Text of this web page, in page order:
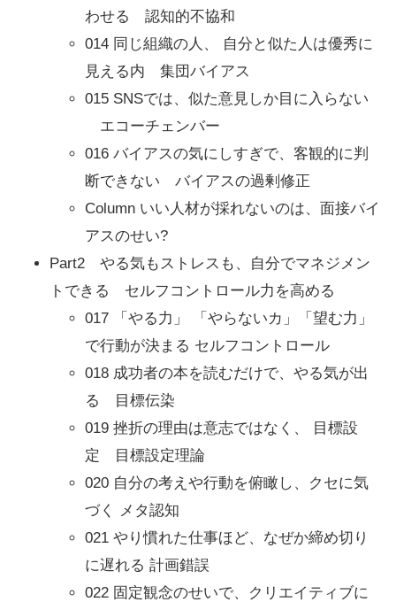
わせる 認知的不協和
014 同じ組織の人、 自分と似た人は優秀に
見える内 集団バイアス
015 SNSでは、似た意見しか目に入らない
エコーチェンバー
016 バイアスの気にしすぎで、客観的に判
断できない バイアスの過剰修正
Column いい人材が採れないのは、面接バイ
アスのせい?
Part2 やる気もストレスも、自分でマネジメン
トできる セルフコントロール力を高める
017 「やる力」 「やらないカ」「望む力」
で行動が決まる セルフコントロール
018 成功者の本を読むだけで、やる気が出
る 目標伝染
019 挫折の理由は意志ではなく、 目標設
定 目標設定理論
020 自分の考えや行動を俯瞰し、クセに気
づく メタ認知
021 やり慣れた仕事ほど、なぜか締め切り
に遅れる 計画錯誤
022 固定観念のせいで、クリエイティブに